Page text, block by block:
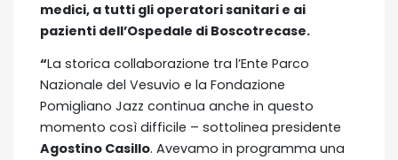
medici, a tutti gli operatori sanitari e ai
pazienti dell’Ospedale di Boscotrecase.
“La storica collaborazione tra l’Ente Parco
Nazionale del Vesuvio e la Fondazione
Pomigliano Jazz continua anche in questo
momento così difficile – sottolinea presidente
Agostino Casillo. Avevamo in programma una